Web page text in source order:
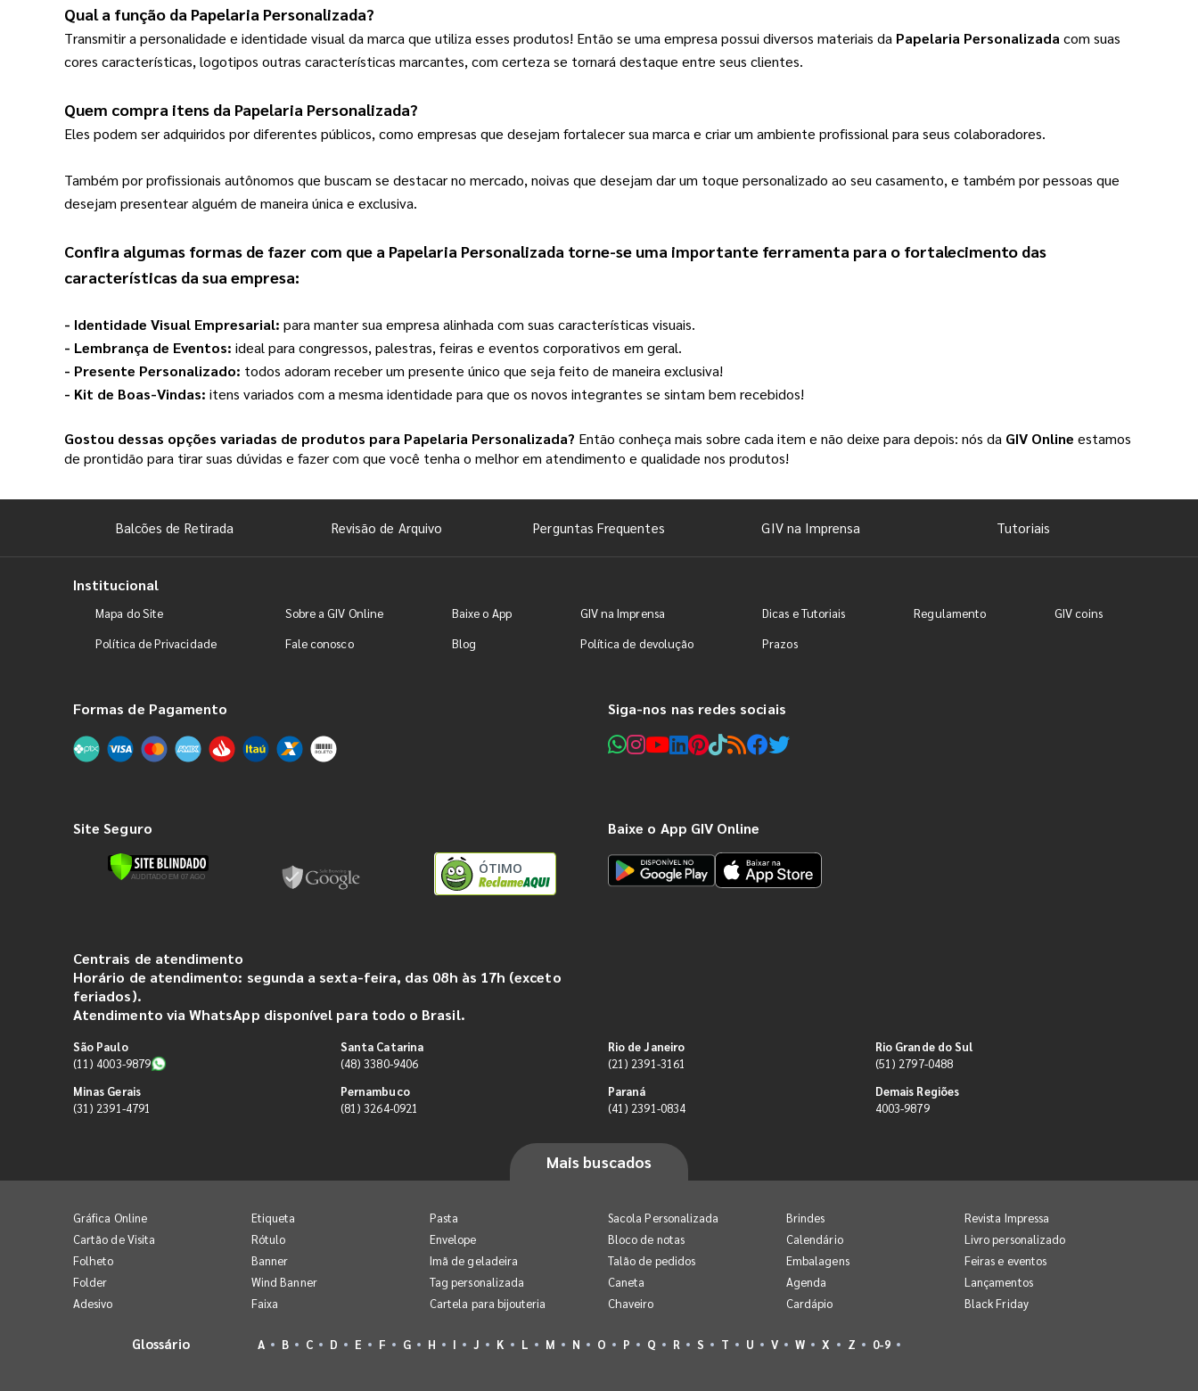
Qual a função da Papelaria Personalizada?
Transmitir a personalidade e identidade visual da marca que utiliza esses produtos! Então se uma empresa possui diversos materiais da Papelaria Personalizada com suas
cores características, logotipos outras características marcantes, com certeza se tornará destaque entre seus clientes.
Quem compra itens da Papelaria Personalizada?
Eles podem ser adquiridos por diferentes públicos, como empresas que desejam fortalecer sua marca e criar um ambiente profissional para seus colaboradores.
Também por profissionais autônomos que buscam se destacar no mercado, noivas que desejam dar um toque personalizado ao seu casamento, e também por pessoas que
desejam presentear alguém de maneira única e exclusiva.
Confira algumas formas de fazer com que a Papelaria Personalizada torne-se uma importante ferramenta para o fortalecimento das
características da sua empresa:
- Identidade Visual Empresarial: para manter sua empresa alinhada com suas características visuais.
- Lembrança de Eventos: ideal para congressos, palestras, feiras e eventos corporativos em geral.
- Presente Personalizado: todos adoram receber um presente único que seja feito de maneira exclusiva!
- Kit de Boas-Vindas: itens variados com a mesma identidade para que os novos integrantes se sintam bem recebidos!
Gostou dessas opções variadas de produtos para Papelaria Personalizada? Então conheça mais sobre cada item e não deixe para depois: nós da GIV Online estamos
de prontidão para tirar suas dúvidas e fazer com que você tenha o melhor em atendimento e qualidade nos produtos!
Balcões de Retirada Revisão de Arquivo Perguntas Frequentes GIV na Imprensa Tutoriais
Institucional
Mapa do Site Sobre a GIV Online Baixe o App GIV na Imprensa Dicas e Tutoriais Regulamento
GIV coins
Política de Privacidade
Fale conosco Blog Política de devolução Prazos
Formas de Pagamento Siga-nos nas redes sociais
Site Seguro
ÓTIMO
Baixe o App GIV Online
Centrais de atendimento
Horário de atendimento: segunda a sexta-feira, das 08h às 17h (exceto
feriados).
Atendimento via WhatsApp disponível para todo o Brasil.
São Paulo
(11) 4003-9879
Minas Gerais
(31) 2391-4791
Santa Catarina
(48) 3380-9406
Pernambuco
(81) 3264-0921
Rio de Janeiro
(21) 2391-3161
Paraná
(41) 2391-0834
Rio Grande do Sul
(51) 2797-0488
Demais Regiões
4003-9879
Mais buscados
Gráfica Online
Cartão de Visita
Folheto
Folder
Adesivo
Etiqueta
Rótulo
Banner
Wind Banner
Faixa
Pasta
Envelope
Imã de geladeira
Tag personalizada
Cartela para bijouteria
Sacola Personalizada
Bloco de notas
Talão de pedidos
Caneta
Chaveiro
Brindes
Calendário
Embalagens
Agenda
Cardápio
Revista Impressa
Livro personalizado
Feiras e eventos
Lançamentos
Black Friday
Glossário A B C D E F G H I J K L M N O P Q R S T U V W X Z 0-9